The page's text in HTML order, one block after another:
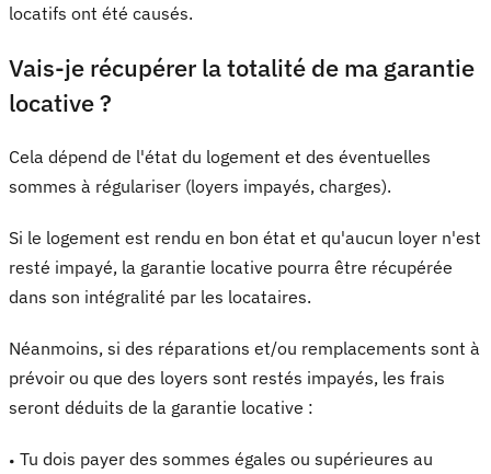
locatifs ont été causés.
Vais-je récupérer la totalité de ma garantie
locative ?
Cela dépend de l'état du logement et des éventuelles
sommes à régulariser (loyers impayés, charges).
Si le logement est rendu en bon état et qu'aucun loyer n'est
resté impayé, la garantie locative pourra être récupérée
dans son intégralité par les locataires.
Néanmoins, si des réparations et/ou remplacements sont à
prévoir ou que des loyers sont restés impayés, les frais
seront déduits de la garantie locative :
Tu dois payer des sommes égales ou supérieures au